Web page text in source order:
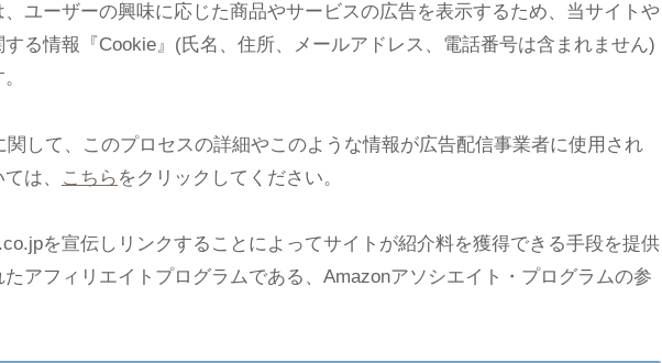
ユーザーの興味に応じた商品やサービスの広告を表示するため、当サイトや
る情報『Cookie』(氏名、住所、メールアドレス、電話番号は含まれません)
関して、このプロセスの詳細やこのような情報が広告配信事業者に使用され
は、
こちら をクリックしてください。
を宣伝しリンクすることによってサイトが紹介料を獲得できる手段を提供
アフィリエイトプログラムである、Amazonアソシエイト・プログラムの参